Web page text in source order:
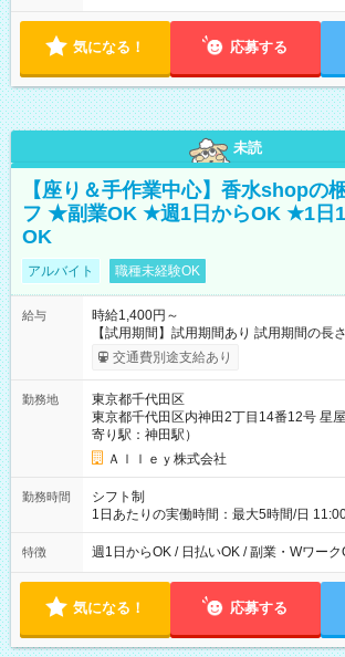
気になる！ 応募する
未読
【座り＆手作業中心】香水shopの
フ ★副業OK ★週1日からOK ★1日
OK
アルバイト 職種未経験OK
給与
時給1,400円～
【試用期間】試用期間あり 試用期間の長
給与は本採用時と同じです。
交通費別途支給あり
勤務地
東京都千代田区
東京都千代田区内神田2丁目14番12号 星
寄り駅：神田駅）
Ａｌｌｅｙ株式会社
勤務時間
シフト制
1日あたりの実働時間：最大5時間/日
実働時間：1-5時間 └上記の時間帯内であ
能！ └平日・土曜日の中で、お好きな曜日
18:00 などのように、自由な働き方が可
特徴 週1日からOK / 日払いOK / 副業・Wワーク
気になる！ 応募する